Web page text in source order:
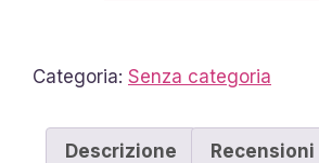
Categoria: Senza categoria
Descrizione Recensioni